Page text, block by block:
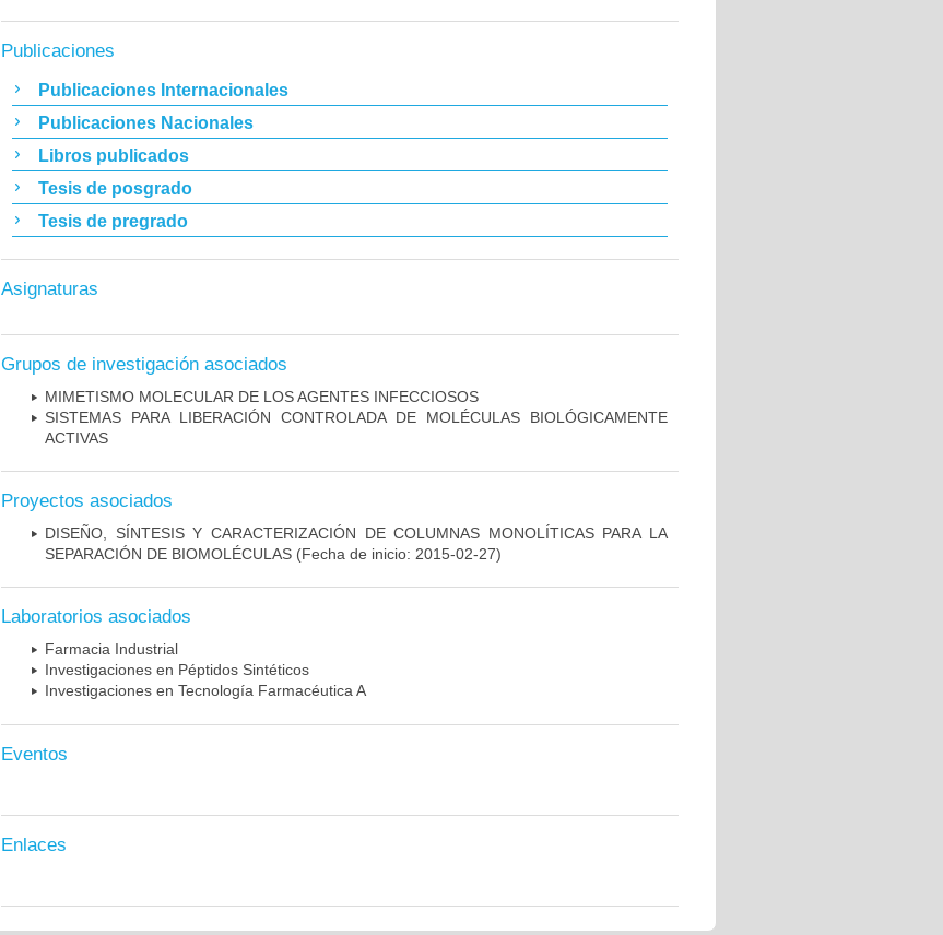
Publicaciones
Publicaciones Internacionales
Publicaciones Nacionales
Libros publicados
Tesis de posgrado
Tesis de pregrado
Asignaturas
Grupos de investigación asociados
MIMETISMO MOLECULAR DE LOS AGENTES INFECCIOSOS
SISTEMAS PARA LIBERACIÓN CONTROLADA DE MOLÉCULAS BIOLÓGICAMENTE
ACTIVAS
Proyectos asociados
DISEÑO, SÍNTESIS Y CARACTERIZACIÓN DE COLUMNAS MONOLÍTICAS PARA LA
SEPARACIÓN DE BIOMOLÉCULAS (Fecha de inicio: 2015-02-27)
Laboratorios asociados
Farmacia Industrial
Investigaciones en Péptidos Sintéticos
Investigaciones en Tecnología Farmacéutica A
Eventos
Enlaces